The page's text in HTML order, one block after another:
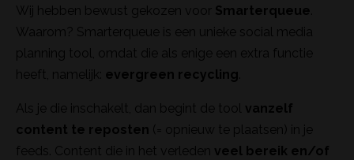
Wij hebben bewust gekozen voor Smarterqueue.
Waarom? Smarterqueue is een unieke social media
planning tool, omdat die als enige een extra functie
heeft, namelijk: evergreen recycling.
Als je die inschakelt, dan begint de tool vanzelf
content te reposten (= opnieuw te plaatsen) in je
feeds. Content die in het verleden veel bereik en/of